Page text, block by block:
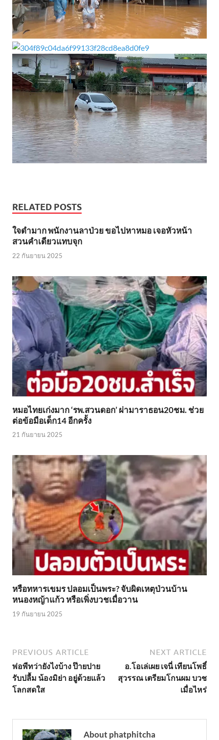
RELATED POSTS
ใจดำมาก พนักงานลาป่วย ขอไปหาหมอ เจอหัวหน้า
สวนคำเดียวแทบจุก
22 กันยายน 2025
หมอไทยเก่งมาก ‘รพ.สวนดอก’ ผ่ามาราธอน20ชม. ช่วย
ต่อข้อมือเด็ก14 อีกครั้ง
21 กันยายน 2025
หรือทหารเขมร ปลอมเป็นพระ? จับผิดเหตุป่วนบ้าน
หนองหญ้าแก้ว หรือเพิ่งบวชเมื่อวาน
19 กันยายน 2025
PREVIOUS ARTICLE
พ่อพีทว่ายังไงบ้าง ป๊ายปาย
รับปลื้ม น้องมิย่า อยู่ด้วยแล้ว
โลกสดใส
NEXT ARTICLE
อ.โอเล่เผย เจนี่ เทียนโพธิ์
สุวรรณ เตรียมโกนผม บวช
เมื่อไหร่
About phatphitcha